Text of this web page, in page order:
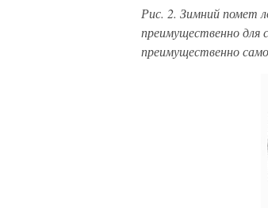
Рис. 2. Зимний помет
преимущественно для
преимущественно